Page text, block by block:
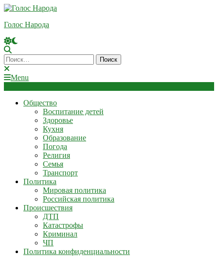
Skip
Content
Голос Народа
Найти:
Menu
Общество
Воспитание детей
Здоровье
Кухня
Образование
Погода
Религия
Семья
Транспорт
Политика
Мировая политика
Российская политика
Происшествия
ДТП
Катастрофы
Криминал
ЧП
Политика конфиденциальности